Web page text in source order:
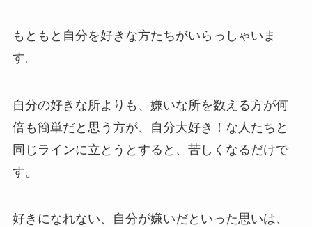
もともと自分を好きな方たちがいらっしゃいま
す。
自分の好きな所よりも、嫌いな所を数える方が何
倍も簡単だと思う方が、自分大好き！な人たちと
同じラインに立とうとすると、苦しくなるだけで
す。
好きになれない、自分が嫌いだといった思いは、